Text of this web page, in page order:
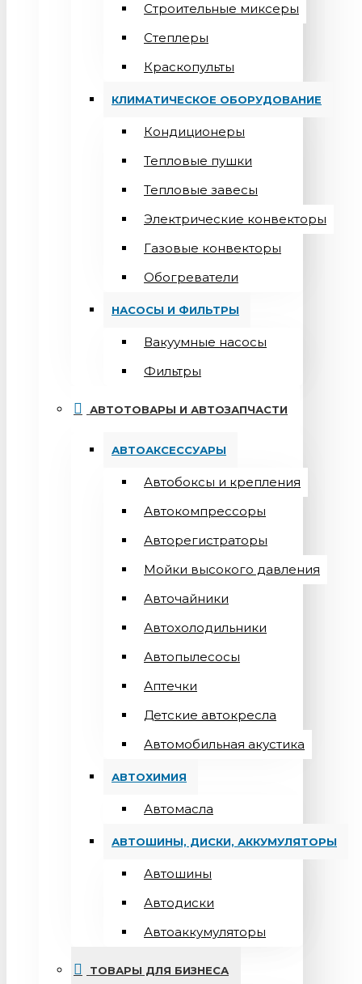
Строительные миксеры
Степлеры
Краскопульты
КЛИМАТИЧЕСКОЕ ОБОРУДОВАНИЕ
Кондиционеры
Teпловые пушки
Тепловые завесы
Электрические конвекторы
Газовые конвекторы
Обогреватели
НАСОСЫ И ФИЛЬТРЫ
Вакуумные насосы
Фильтры
АВТОТОВАРЫ И АВТОЗАПЧАСТИ
АВТОАКСЕССУАРЫ
Автобоксы и крепления
Автокомпрессоры
Авторегистраторы
Мойки высокого давления
Авточайники
Автохолодильники
Автопылесосы
Аптечки
Детские автокресла
Автомобильная акустика
АВТОХИМИЯ
Автомасла
АВТОШИНЫ, ДИСКИ, АККУМУЛЯТОРЫ
Автошины
Автодиски
Автоаккумуляторы
ТОВАРЫ ДЛЯ БИЗНЕСА